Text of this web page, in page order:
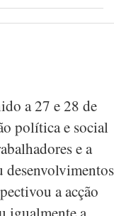
a 27 e 28 de
política e social
e a
desenvolvimentos
a acção